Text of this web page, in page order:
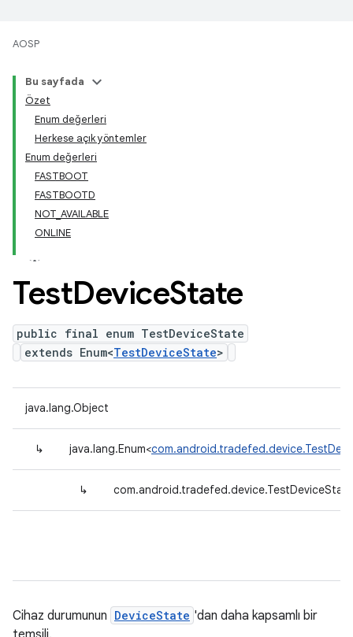
AOSP
Bu sayfada
Özet
Enum değerleri
Herkese açık yöntemler
Enum değerleri
FASTBOOT
FASTBOOTD
NOT_AVAILABLE
ONLINE
TestDeviceState
public final enum TestDeviceState
extends Enum<TestDeviceState>
java.lang.Object
↳ java.lang.Enum<
↳ com.android.tradefed.device.TestDeviceState
Cihaz durumunun DeviceState 'dan daha kapsamlı bir